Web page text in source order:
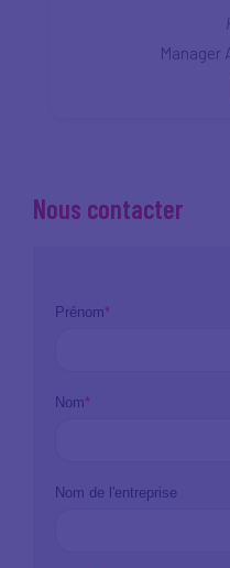
Manager
Nous contacter